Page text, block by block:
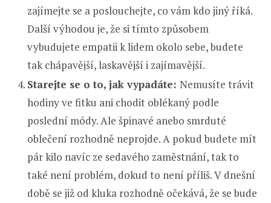
zajímejte se a poslouchejte, co vám kdo jiný říká.
Další výhodou je, že si tímto způsobem
vybudujete empatii k lidem okolo sebe, budete
tak chápavější, laskavější i zajímavější.
Starejte se o to, jak vypadáte: Nemusíte trávit
hodiny ve fitku ani chodit oblékaný podle
poslední módy. Ale špinavé anebo smrduté
oblečení rozhodně neprojde. A pokud budete mít
pár kilo navíc ze sedavého zaměstnání, tak to
také není problém, dokud to není příliš. V dnešní
době se již od kluka rozhodně očekává, že se bude